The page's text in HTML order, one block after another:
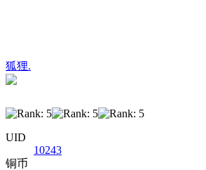
狐狸.
UID
10243
铜币